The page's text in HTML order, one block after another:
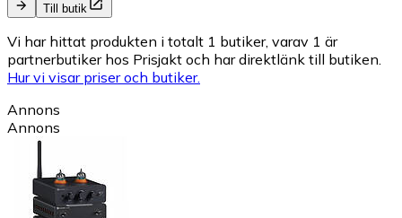
Till butik
Vi har hittat produkten i totalt 1 butiker, varav 1 är
partnerbutiker hos Prisjakt och har direktlänk till butiken.
Hur vi visar priser och butiker.
Annons
Annons